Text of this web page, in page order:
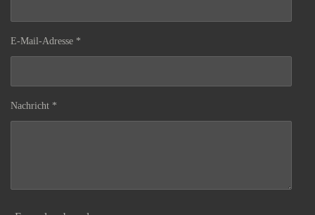
E-Mail-Adresse *
Nachricht *